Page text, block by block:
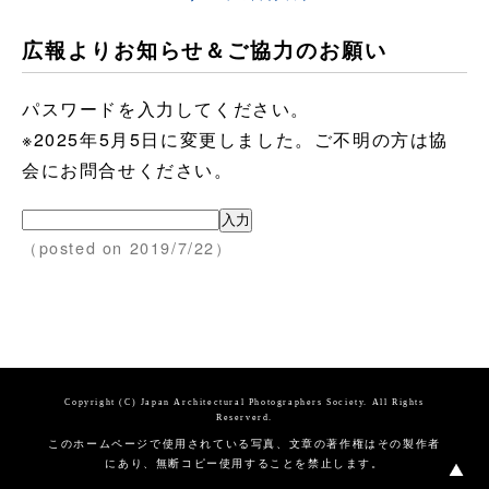
広報よりお知らせ＆ご協力のお願い
パスワードを入力してください。
※2025年5月5日に変更しました。ご不明の方は協
会にお問合せください。
（posted on 2019/7/22）
Copyright (C) Japan Architectural Photographers Society. All Rights
Reserverd.
このホームページで使用されている写真、文章の著作権はその製作者
にあり、無断コピー使用することを禁止します。